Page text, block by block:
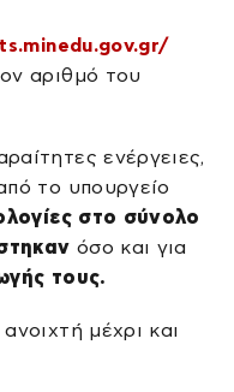
αριθμό του
ενέργειες,
το υπουργείο
στο σύνολο
όσο και για
τους.
μέχρι και